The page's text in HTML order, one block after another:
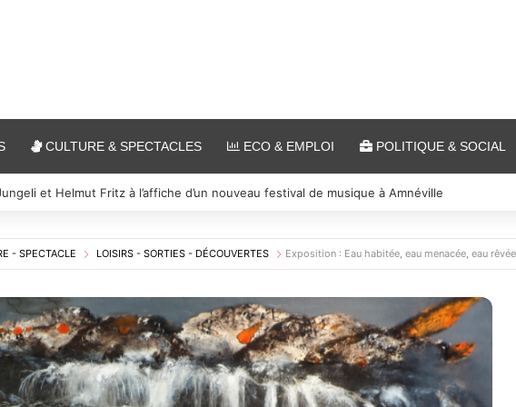
CULTURE & SPECTACLES ECO & EMPLOI POLITIQUE & SOCIAL
spectacles et cinéma pour l’édition 2026 de « Ça tombe comme à Gravelotte »
- SPECTACLE LOISIRS - SORTIES - DÉCOUVERTES Exposition : Eau habitée, eau menacée, eau